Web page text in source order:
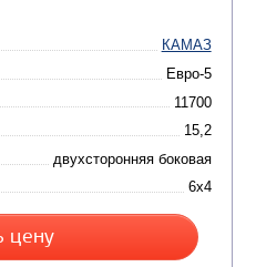
Каналопромывочные
(24)